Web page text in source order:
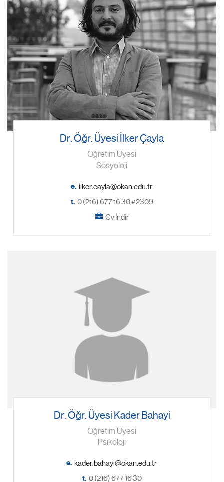
Dr. Öğr. Üyesi İlker Çayla
Öğretim Üyesi
Sosyoloji
e.
t. 0 (216) 677 16 30 #2309
Cv İndir
Dr. Öğr. Üyesi Kader Bahayi
Öğretim Üyesi
Psikoloji
e.
t. 0 (216) 677 16 30